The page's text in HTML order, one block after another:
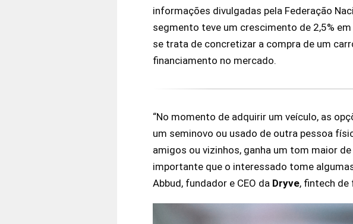
informações divulgadas pela Federação
segmento teve um crescimento de 2,5%
se trata de concretizar a compra de um
financiamento no mercado.
“No momento de adquirir um veículo, as
um seminovo ou usado de outra pessoa
amigos ou vizinhos, ganha um tom maior
importante que o interessado tome
Abbud, fundador e CEO da Dryve, fintech